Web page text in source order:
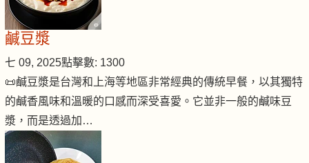
鹹豆漿
七 09, 2025點擊數: 1300
📜鹹豆漿是台灣和上海等地區非常經典的傳統早餐，以其獨特
的鹹香風味和溫暖的口感而深受喜愛。它並非一般的鹹味豆
漿，而是透過加…